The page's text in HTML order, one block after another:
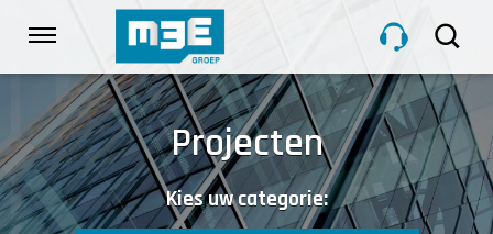
links
Spring
naar
de
inhoud
Spring
naar
HOME
DIENSTEN
Projecten
Kies uw categorie: